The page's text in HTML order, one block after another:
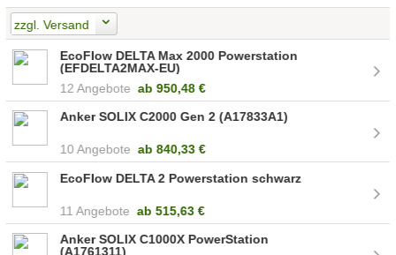
zzgl. Versand
EcoFlow DELTA Max 2000 Powerstation
(EFDELTA2MAX-EU)
12 Angebote ab 950,48 €
Anker SOLIX C2000 Gen 2 (A17833A1)
10 Angebote ab 840,33 €
EcoFlow DELTA 2 Powerstation schwarz
11 Angebote ab 515,63 €
Anker SOLIX C1000X PowerStation
(A1761311)